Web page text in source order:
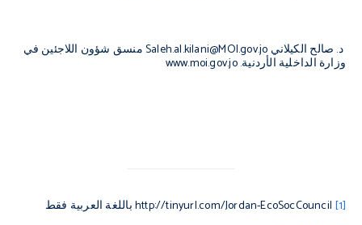
د. صالح الكيلاني Saleh.al.kilani@MOI.gov.joمنسق شؤون اللاجئين في
وزارة الداخلية الأردنية.www.moi.gov.jo
[1]
http://tinyurl.com/Jordan-EcoSocCouncilباللغة العربية فقط